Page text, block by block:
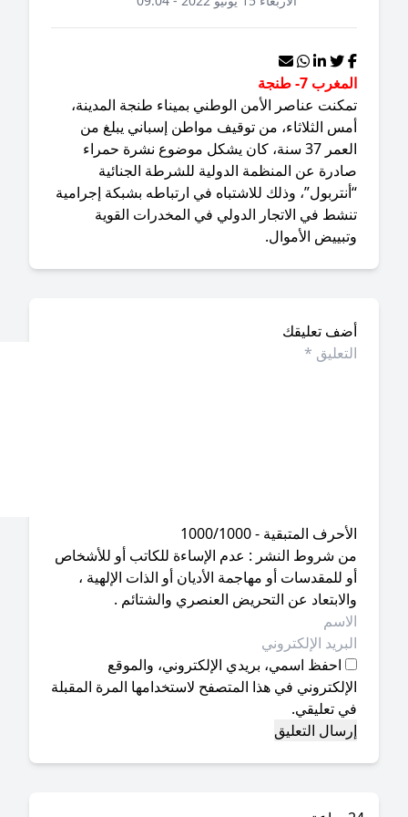
عناصر الأمن الوطني بميناء طنجة المدينة،
الثلاثاء، من توقيف مواطن إسباني يبلغ من
العمر 37 سنة، كان يشكل موضوع نشرة حمراء
عن المنظمة الدولية للشرطة الجنائية
وذلك للاشتباه في ارتباطه بشبكة إجرامية
في الاتجار الدولي في المخدرات القوية
الأموال.
تعليقك
المتبقية - 1000/1000
شروط النشر : عدم الإساءة للكاتب أو للأشخاص
للمقدسات أو مهاجمة الأديان أو الذات الإلهية ،
عن التحريض العنصري والشتائم .
احفظ اسمي، بريدي الإلكتروني، والموقع
في هذا المتصفح لاستخدامها المرة المقبلة
تعليقي.